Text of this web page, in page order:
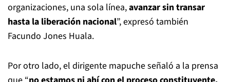
organizaciones, una sola línea,avanzar sin transar
hasta la liberación nacional”, expresó también
Facundo Jones Huala.
Por otro lado, el dirigente mapuche señaló a la prensa